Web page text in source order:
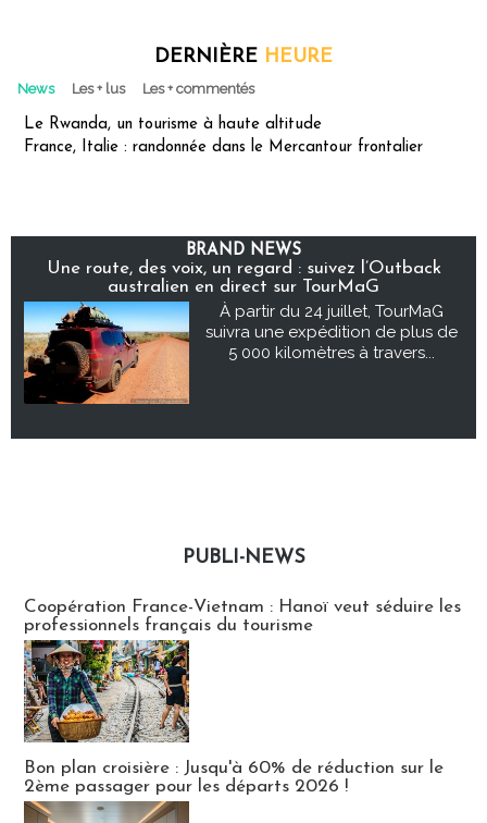
DERNIÈRE HEURE
News Les + lus Les + commentés
Le Rwanda, un tourisme à haute altitude
France, Italie : randonnée dans le Mercantour frontalier
BRAND NEWS
Une route, des voix, un regard : suivez l’Outback
australien en direct sur TourMaG
À partir du 24 juillet, TourMaG
suivra une expédition de plus de
5 000 kilomètres à travers...
PUBLI-NEWS
Coopération France-Vietnam : Hanoï veut séduire les
professionnels français du tourisme
Bon plan croisière : Jusqu'à 60% de réduction sur le
2ème passager pour les départs 2026 !